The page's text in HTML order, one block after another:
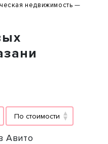
недвижимость
По стоимости
Авито